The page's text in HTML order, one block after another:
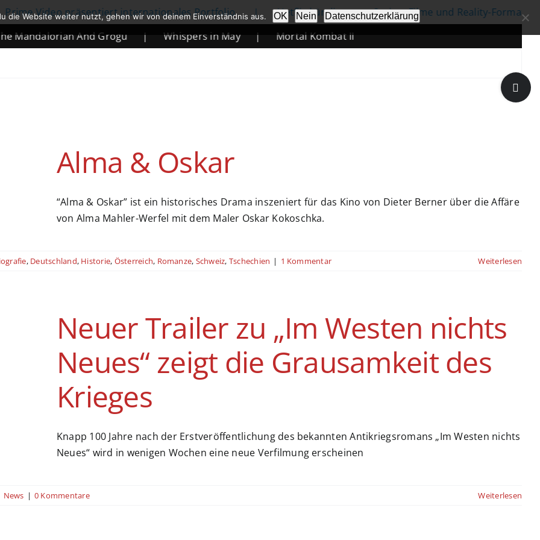
präsentiert internationales Portfolio | Netflix kündigt neue Serien, Filme und Reality-Formate an
|
And Grogu | Whispers in May |
Mortal Kombat II
Alma & Oskar
“Alma & Oskar” ist ein historisches Drama inszeniert für das Kino von Dieter Berner über die Affäre
von Alma Mahler-Werfel mit dem Maler Oskar Kokoschka.
, Deutschland, Historie, Österreich, Romanze, Schweiz, Tschechien | 1 Kommentar Weiterlesen
Neuer Trailer zu „Im Westen nichts
Neues“ zeigt die Grausamkeit des
Krieges
Knapp 100 Jahre nach der Erstveröffentlichung des bekannten Antikriegsromans „Im Westen nichts
Neues“ wird in wenigen Wochen eine neue Verfilmung erscheinen
News | 0 Kommentare Weiterlesen
Toggle
Sliding
die Website weiter nutzt, gehen wir von deinem Einverständnis aus. OK Nein Datenschutzerklärung